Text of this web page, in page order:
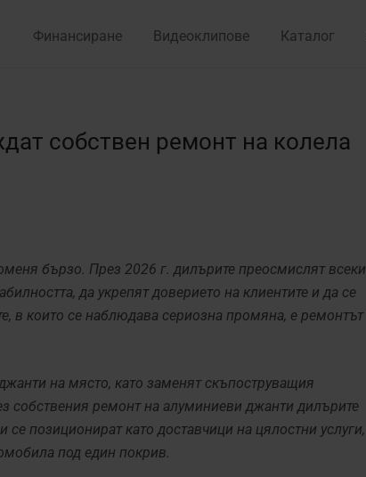
Финансиране Видеоклипове Каталог
собствен ремонт на колела
бързо. През 2026 г. дилърите преосмислят всеки
да укрепят доверието на клиентите и да се
в които се наблюдава сериозна промяна, е ремонтът
на място, като заменят скъпоструващия
собствения ремонт на алуминиеви джанти дилърите
позиционират като доставчици на цялостни услуги,
под един покрив.